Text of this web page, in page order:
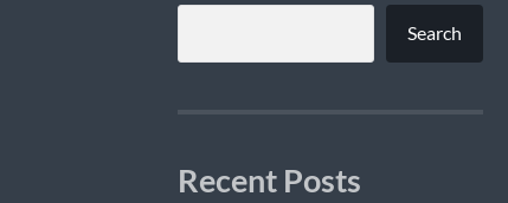
Search
Recent Posts